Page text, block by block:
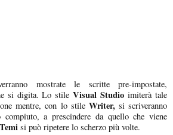
mostrate le scritte pre-impostate,
si digita. Lo stileVisual Studio imiterà tale
mentre, con lo stile Writer,si scriveranno
a prescindere da quello che viene
Temi si può ripetere lo scherzo più volte.